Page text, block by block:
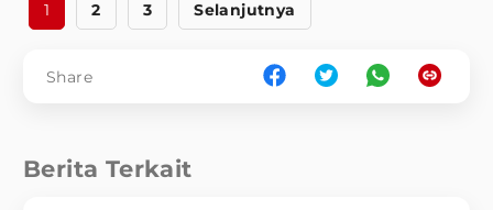
1 2 3 Selanjutnya
Share
Berita Terkait